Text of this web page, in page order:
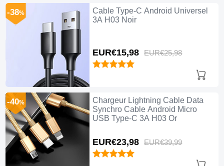
Cable Type-C Android Universel
3A H03 Noir
EUR€15,98 EUR€25,98
-38%
Chargeur Lightning Cable Data
Synchro Cable Android Micro
USB Type-C 3A H03 Or
EUR€23,98 EUR€39,99
-40%